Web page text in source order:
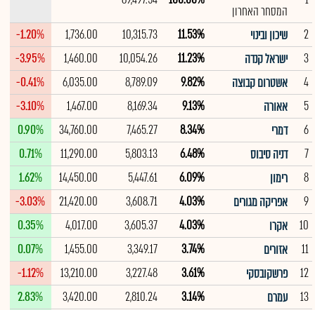
המסחר האחרון
2
שיכון ובינוי 11.53%
10,315.73
1,736.00
-1.20%
3
ישראל קנדה 11.23%
10,054.26
1,460.00
-3.95%
4
אשטרום קבוצה 9.82%
8,789.09
6,035.00
-0.41%
5
אאורה 9.13%
8,169.34
1,467.00
-3.10%
6
דמרי 8.34%
7,465.27
34,760.00
0.90%
7
דניה סיבוס 6.48%
5,803.13
11,290.00
0.71%
8
רימון 6.09%
5,447.61
14,450.00
1.62%
9
אפריקה מגורים 4.03%
3,608.71
21,420.00
-3.03%
10
אקרו 4.03%
3,605.37
4,017.00
0.35%
11
אזורים 3.74%
3,349.17
1,455.00
0.07%
12
פרשקובסקי 3.61%
3,227.48
13,210.00
-1.12%
13
עמרם 3.14%
2,810.24
3,420.00
2.83%